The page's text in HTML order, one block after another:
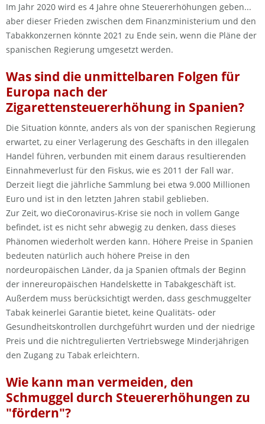
Im Jahr 2020 wird es 4 Jahre ohne Steuererhöhungen geben...
aber dieser Frieden zwischen dem Finanzministerium und den
Tabakkonzernen könnte 2021 zu Ende sein, wenn die Pläne der
spanischen Regierung umgesetzt werden.
Was sind die unmittelbaren Folgen für
Europa nach der
Zigarettensteuererhöhung in Spanien?
Die Situation könnte, anders als von der spanischen Regierung
erwartet, zu einer Verlagerung des Geschäfts in den illegalen
Handel führen, verbunden mit einem daraus resultierenden
Einnahmeverlust für den Fiskus, wie es 2011 der Fall war.
Derzeit liegt die jährliche Sammlung bei etwa 9.000 Millionen
Euro und ist in den letzten Jahren stabil geblieben.
Zur Zeit, wo dieCoronavirus-Krise sie noch in vollem Gange
befindet, ist es nicht sehr abwegig zu denken, dass dieses
Phänomen wiederholt werden kann. Höhere Preise in Spanien
bedeuten natürlich auch höhere Preise in den
nordeuropäischen Länder, da ja Spanien oftmals der Beginn
der innereuropäischen Handelskette in Tabakgeschäft ist.
Außerdem muss berücksichtigt werden, dass geschmuggelter
Tabak keinerlei Garantie bietet, keine Qualitäts- oder
Gesundheitskontrollen durchgeführt wurden und der niedrige
Preis und die nichtregulierten Vertriebswege Minderjährigen
den Zugang zu Tabak erleichtern.
Wie kann man vermeiden, den
Schmuggel durch Steuererhöhungen zu
"fördern"?